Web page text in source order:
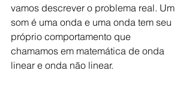
vamos descrever o problema real. Um
som é uma onda e uma onda tem seu
próprio comportamento que
chamamos em matemática de onda
linear e onda não linear.